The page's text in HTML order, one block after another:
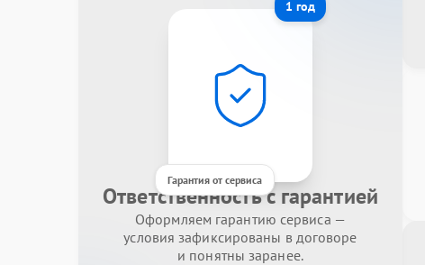
1 год
Гарантия от сервиса
Ответственность с гарантией
Оформляем гарантию сервиса —
условия зафиксированы в договоре
и понятны заранее.